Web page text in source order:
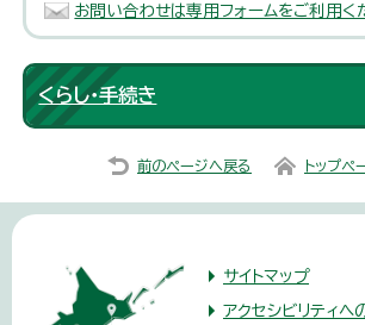
お問い合わせは専用フォームをご利用く
くらし・手続き
前のページへ戻る トップペ
サイトマップ
アクセシビリティへ